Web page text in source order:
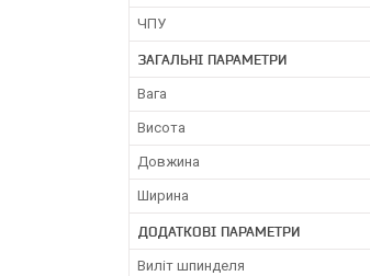
ЧПУ
ЗАГАЛЬНІ ПАРАМЕТРИ
Вага
Висота
Довжина
Ширина
ДОДАТКОВІ ПАРАМЕТРИ
Виліт шпинделя